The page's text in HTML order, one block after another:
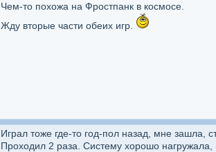
Чем-то похожа на Фростпанк в космосе.
Жду вторые части обеих игр.
Играл тоже где-то год-пол назад, мне зашла,
Проходил 2 раза. Систему хорошо